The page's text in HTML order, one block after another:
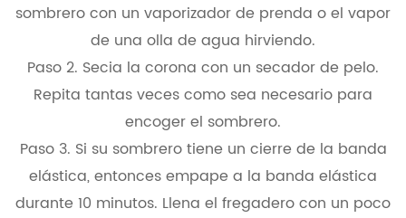
sombrero con un vaporizador de prenda o el vapor
de una olla de agua hirviendo.
Paso 2. Secia la corona con un secador de pelo.
Repita tantas veces como sea necesario para
encoger el sombrero.
Paso 3. Si su sombrero tiene un cierre de la banda
elástica, entonces empape a la banda elástica
durante 10 minutos. Llena el fregadero con un poco